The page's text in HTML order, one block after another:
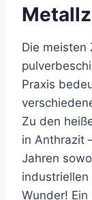
Die meisten
Praxis
Zu den
in Anthrazit
Jahren
industriellen
Wunder!